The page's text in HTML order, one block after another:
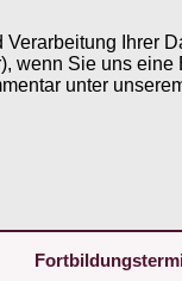
Sie uns
unter